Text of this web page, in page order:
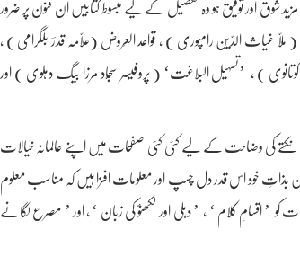
اور توفیق ہو وہ تفصیل کے لیے مبسوط کتابیں ان فنون پر ضرور
غیاث الدّین رامپوری ) ، قواعد العَروض (علّامہ قدرؔ بلگرامی ) ،
کوتانوی ) ، ’تسہیل البلاغت‘ ( پروفیسر سجّاد مرزا بیگ دہلوی ) اور
کی وضاحت کے لیے کئی کئی صفحات میں اپنے عالمانہ خیالات
بذاتِ خود اس قدر دل چسپ اور معلومات افزا ہیں کہ مناسب معلوم
اقسامِ کلام ‘ ، ’ دہلی اور لکھنؤ کی زبان ‘ ، اور ’ مصرع لگانے